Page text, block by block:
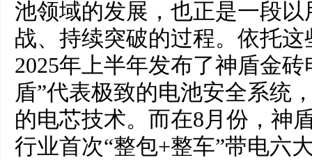
池领域的发展，也正是一段
战、持续突破的过程。依托
2025年上半年发布了神盾金
盾”代表极致的电池安全系统
的电芯技术。而在8月份，神
行业首次“整包+整车”带电六